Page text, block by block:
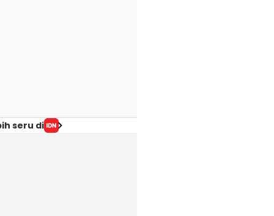
seru di